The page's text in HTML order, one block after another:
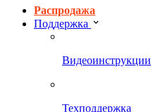
Распродажа
Поддержка
Видеоинструкции
Техподдержка